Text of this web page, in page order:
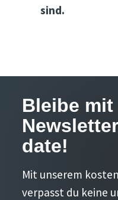
sind.
Bleibe
date!
Mit unserem
verpasst du keine